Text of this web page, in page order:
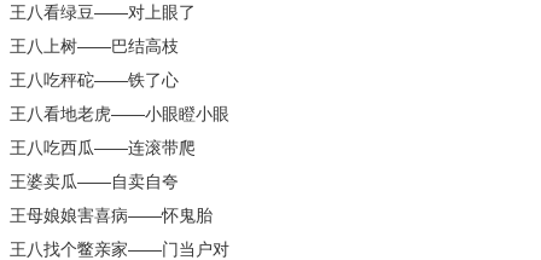
王八看绿豆——对上眼了
王八上树——巴结高枝
王八吃秤砣——铁了心
王八看地老虎——小眼瞪小眼
王八吃西瓜——连滚带爬
王婆卖瓜——自卖自夸
王母娘娘害喜病——怀鬼胎
王八找个鳖亲家——门当户对